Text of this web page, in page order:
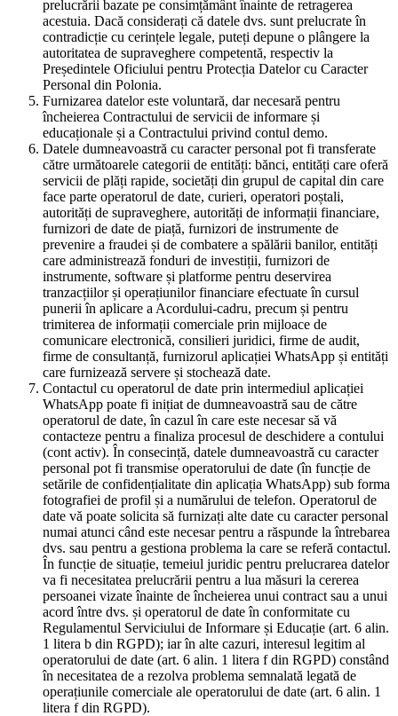
prelucrării bazate pe consimțământ înainte de retragerea
acestuia. Dacă considerați că datele dvs. sunt prelucrate în
contradicție cu cerințele legale, puteți depune o plângere la
autoritatea de supraveghere competentă, respectiv la
Președintele Oficiului pentru Protecția Datelor cu Caracter
Personal din Polonia.
Furnizarea datelor este voluntară, dar necesară pentru
încheierea Contractului de servicii de informare și
educaționale și a Contractului privind contul demo.
Datele dumneavoastră cu caracter personal pot fi transferate
către următoarele categorii de entități: bănci, entități care oferă
servicii de plăți rapide, societăți din grupul de capital din care
face parte operatorul de date, curieri, operatori poștali,
autorități de supraveghere, autorități de informații financiare,
furnizori de date de piață, furnizori de instrumente de
prevenire a fraudei și de combatere a spălării banilor, entități
care administrează fonduri de investiții, furnizori de
instrumente, software și platforme pentru deservirea
tranzacțiilor și operațiunilor financiare efectuate în cursul
punerii în aplicare a Acordului-cadru, precum și pentru
trimiterea de informații comerciale prin mijloace de
comunicare electronică, consilieri juridici, firme de audit,
firme de consultanță, furnizorul aplicației WhatsApp și entități
care furnizează servere și stochează date.
Contactul cu operatorul de date prin intermediul aplicației
WhatsApp poate fi inițiat de dumneavoastră sau de către
operatorul de date, în cazul în care este necesar să vă
contacteze pentru a finaliza procesul de deschidere a contului
(cont activ). În consecință, datele dumneavoastră cu caracter
personal pot fi transmise operatorului de date (în funcție de
setările de confidențialitate din aplicația WhatsApp) sub forma
fotografiei de profil și a numărului de telefon. Operatorul de
date vă poate solicita să furnizați alte date cu caracter personal
numai atunci când este necesar pentru a răspunde la întrebarea
dvs. sau pentru a gestiona problema la care se referă contactul.
În funcție de situație, temeiul juridic pentru prelucrarea datelor
va fi necesitatea prelucrării pentru a lua măsuri la cererea
persoanei vizate înainte de încheierea unui contract sau a unui
acord între dvs. și operatorul de date în conformitate cu
Regulamentul Serviciului de Informare și Educație (art. 6 alin.
1 litera b din RGPD); iar în alte cazuri, interesul legitim al
operatorului de date (art. 6 alin. 1 litera f din RGPD) constând
în necesitatea de a rezolva problema semnalată legată de
operațiunile comerciale ale operatorului de date (art. 6 alin. 1
litera f din RGPD).